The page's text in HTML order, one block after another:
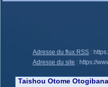
Adresse du flux RSS :
Adresse du site : https://
Taishou Otome